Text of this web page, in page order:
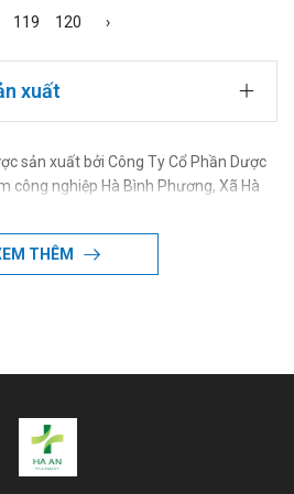
119 120 ›
xuất
sản xuất bởi Công Ty Cổ Phần Dược
công nghiệp Hà Bình Phương, Xã Hà
THÊM